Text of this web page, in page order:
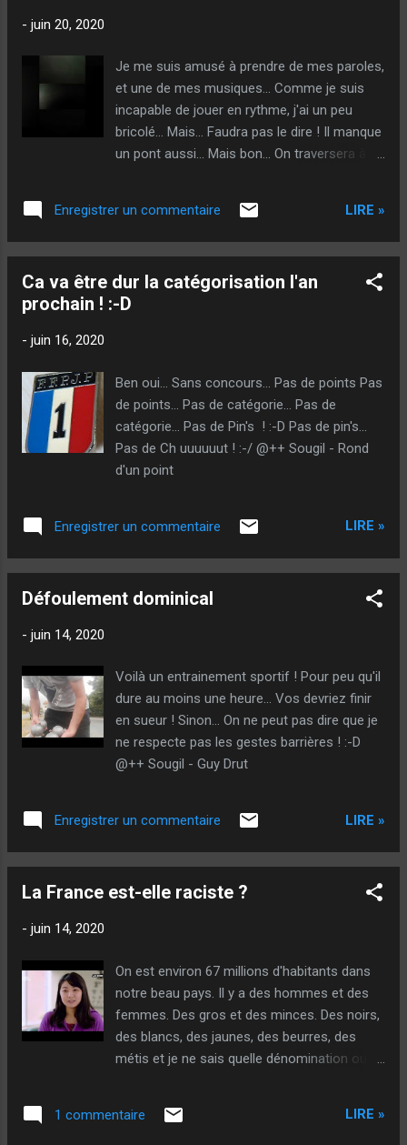
- juin 20, 2020
Je me suis amusé à prendre de mes paroles,
et une de mes musiques... Comme je suis
incapable de jouer en rythme, j'ai un peu
bricolé... Mais... Faudra pas le dire ! Il manque
un pont aussi... Mais bon... On traversera à
Enregistrer un commentaire LIRE »
Ca va être dur la catégorisation l'an
prochain ! :-D
- juin 16, 2020
Ben oui... Sans concours... Pas de points Pas
de points... Pas de catégorie... Pas de
catégorie... Pas de Pin's ! :-D Pas de pin's...
Pas de Ch uuuuuut ! :-/ @++ Sougil - Rond
d'un point
Enregistrer un commentaire LIRE »
Défoulement dominical
- juin 14, 2020
Voilà un entrainement sportif ! Pour peu qu'il
dure au moins une heure... Vos devriez finir
en sueur ! Sinon... On ne peut pas dire que je
ne respecte pas les gestes barrières ! :-D
@++ Sougil - Guy Drut
Enregistrer un commentaire LIRE »
La France est-elle raciste ?
- juin 14, 2020
On est environ 67 millions d'habitants dans
notre beau pays. Il y a des hommes et des
femmes. Des gros et des minces. Des noirs,
des blancs, des jaunes, des beurres, des
métis et je ne sais quelle dénomination ou
:-) Mais aussi des très bêtes... Comme... qui
1 commentaire LIRE »